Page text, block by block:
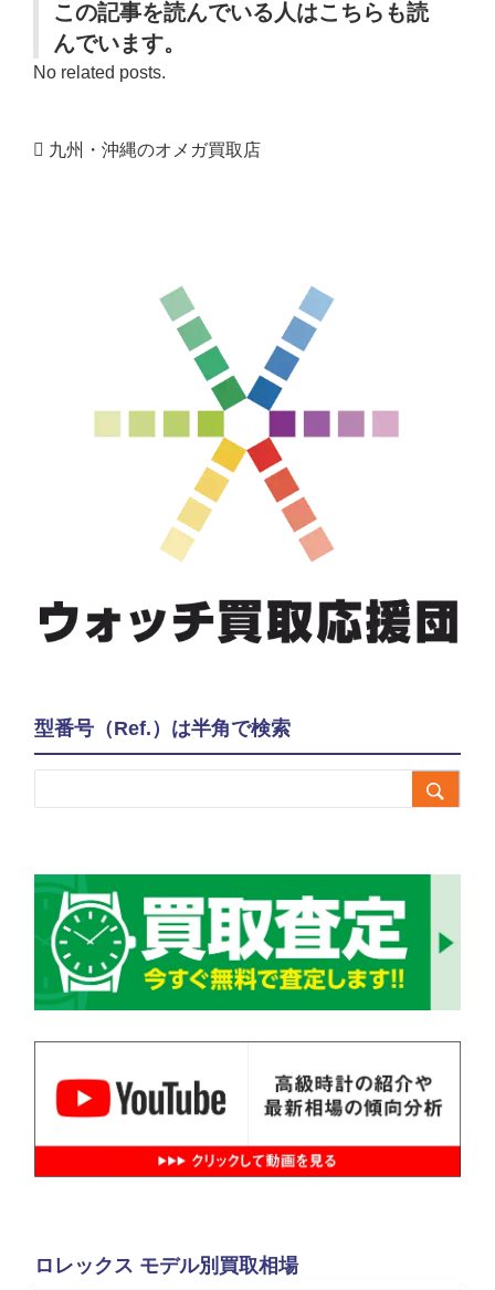
この記事を読んでいる人はこちらも読
んでいます。
No related posts.
九州・沖縄のオメガ買取店
型番号（Ref.）は半角で検索

ロレックス モデル別買取相場